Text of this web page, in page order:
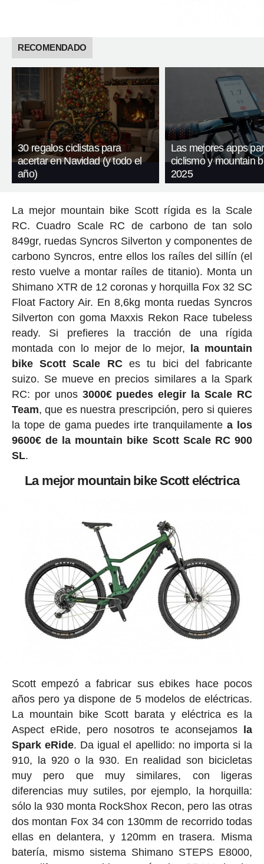
RECOMENDADO
30 regalos ciclistas para
acertar en Navidad (y todo el
año)
Las mejores apps
ciclismo y mountain
2025
La mejor mountain bike Scott rígida es la Scale
RC. Cuadro Scale RC de carbono de tan solo
849gr, ruedas Syncros Silverton y componentes de
carbono Syncros, entre ellos los raíles del sillín (el
resto vuelve a montar raíles de titanio). Monta un
Shimano XTR de 12 coronas y horquilla Fox 32 SC
Float Factory Air. En 8,6kg monta ruedas Syncros
Silverton con goma Maxxis Rekon Race tubeless
ready. Si prefieres la tracción de una rígida
montada con lo mejor de lo mejor,
la mountain
bike Scott Scale RCes tu bici del fabricante
suizo. Se mueve en precios similares a la Spark
RC: por unos 3000€ puedes elegir la Scale RC
Team, que es nuestra prescripción, pero si quieres
la tope de gama puedes irte tranquilamentea los
9600€ de la mountain bike Scott Scale RC 900
SL.
La mejor mountain bike Scott eléctrica
Scott empezó a fabricar sus ebikes hace pocos
años pero ya dispone de 5 modelos de eléctricas.
La mountain bike Scott barata y eléctrica es la
Aspect eRide, pero nosotros te aconsejamos
la
Spark eRide. Da igual el apellido: no importa si la
910, la 920 o la 930. En realidad son bicicletas
muy pero que muy similares, con ligeras
diferencias muy sutiles, por ejemplo, la horquilla:
sólo la 930 monta RockShox Recon, pero las otras
dos montan Fox 34 con 130mm de recorrido todas
ellas en delantera, y 120mm en trasera. Misma
batería, mismo sistema Shimano STEPS E8000,